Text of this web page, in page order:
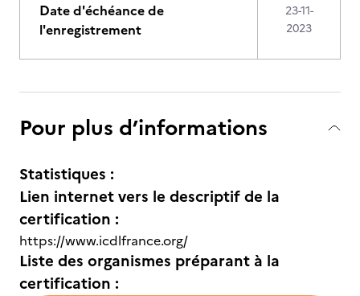
Date d'échéance de
l'enregistrement
23-11-
2023
Pour plus d’informations
Statistiques :
Lien internet vers le descriptif de la
certification :
https://www.icdlfrance.org/
Liste des organismes préparant à la
certification :